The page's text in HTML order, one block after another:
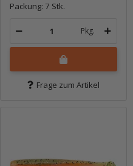
Packung: 7 Stk.
Pkg.
Frage zum Artikel